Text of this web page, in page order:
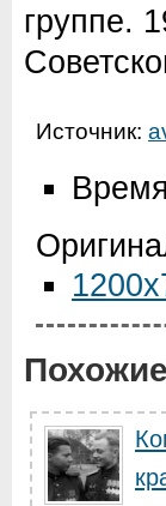
группе.
Источник: